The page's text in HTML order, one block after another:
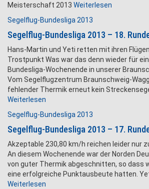
Meisterschaft 2013 Weiterlesen
Segelflug-Bundesliga 2013
Segelflug-Bundesliga 2013 – 18.
Hans-Martin und Yeti retten mit ihren
Trostpunkt Was war das denn wieder für
Bundesliga-Wochenende in unserer
Vom Segelflugzentrum Braunschweig-
fehlender Thermik erneut kein
Weiterlesen
Segelflug-Bundesliga 2013
Segelflug-Bundesliga 2013 – 17.
Akzeptable 230,80 km/h reichen leider nur
An diesem Wochenende war der Norden
von guter Thermik abgeschnitten, so dass
eine erfolgreiche Punktausbeute hatten.
Weiterlesen